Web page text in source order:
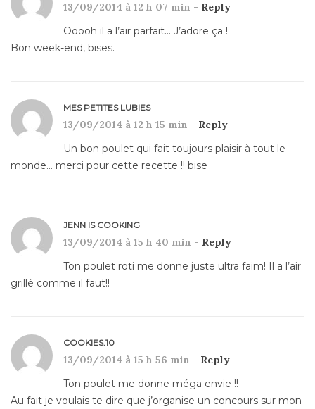
13/09/2014 à 12 h 07 min - Reply
Ooooh il a l’air parfait… J’adore ça !
Bon week-end, bises.
MES PETITES LUBIES
13/09/2014 à 12 h 15 min - Reply
Un bon poulet qui fait toujours plaisir à tout le
monde… merci pour cette recette !! bise
JENN IS COOKING
13/09/2014 à 15 h 40 min - Reply
Ton poulet roti me donne juste ultra faim! Il a l’air
grillé comme il faut!!
COOKIES.10
13/09/2014 à 15 h 56 min - Reply
Ton poulet me donne méga envie !!
Au fait je voulais te dire que j’organise un concours sur mon